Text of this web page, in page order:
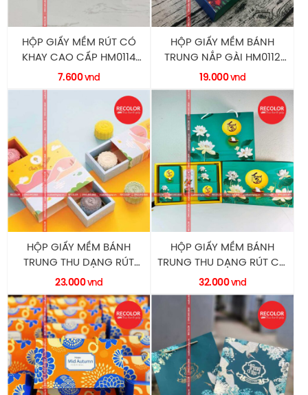
HỘP GIẤY MỀM RÚT CÓ
KHAY CAO CẤP HM0114
RECOLOR
7.600vnd
HỘP GIẤY MỀM BÁNH
TRUNG NẮP GÀI HM0112
RECOLOR
19.000vnd
HỘP GIẤY MỀM BÁNH
TRUNG THU DẠNG RÚT
HM0111 RECOLOR
23.000vnd
HỘP GIẤY MỀM BÁNH
TRUNG THU DẠNG RÚT CÓ
QUAI XÁCH HM0110
RECOLOR
32.000vnd